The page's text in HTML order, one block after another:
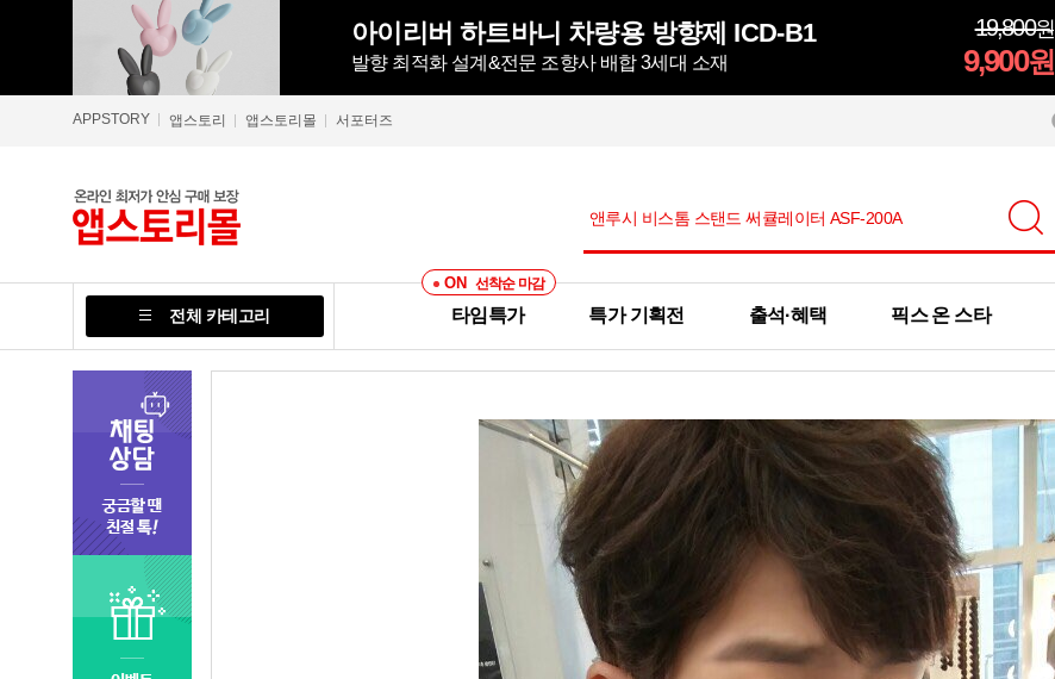
아이리버 하트바니 차량용 방향제 ICD-B1
발향 최적화 설계&전문 조향사 배합 3세대 소재
19,800원
9,900원
APPSTORY 앱스토리 앱스토리몰 서포터즈
전체 카테고리
ON 선착순 마감
타임특가 특가 기획전 출석·혜택 픽스 온 스타